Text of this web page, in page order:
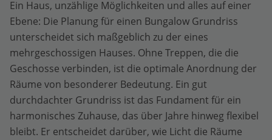
Ein Haus, unzählige Möglichkeiten und alles auf einer
Ebene: Die Planung für einen Bungalow Grundriss
unterscheidet sich maßgeblich zu der eines
mehrgeschossigen Hauses. Ohne Treppen, die die
Geschosse verbinden, ist die optimale Anordnung der
Räume von besonderer Bedeutung. Ein gut
durchdachter Grundriss ist das Fundament für ein
harmonisches Zuhause, das über Jahre hinweg flexibel
bleibt. Er entscheidet darüber, wie Licht die Räume